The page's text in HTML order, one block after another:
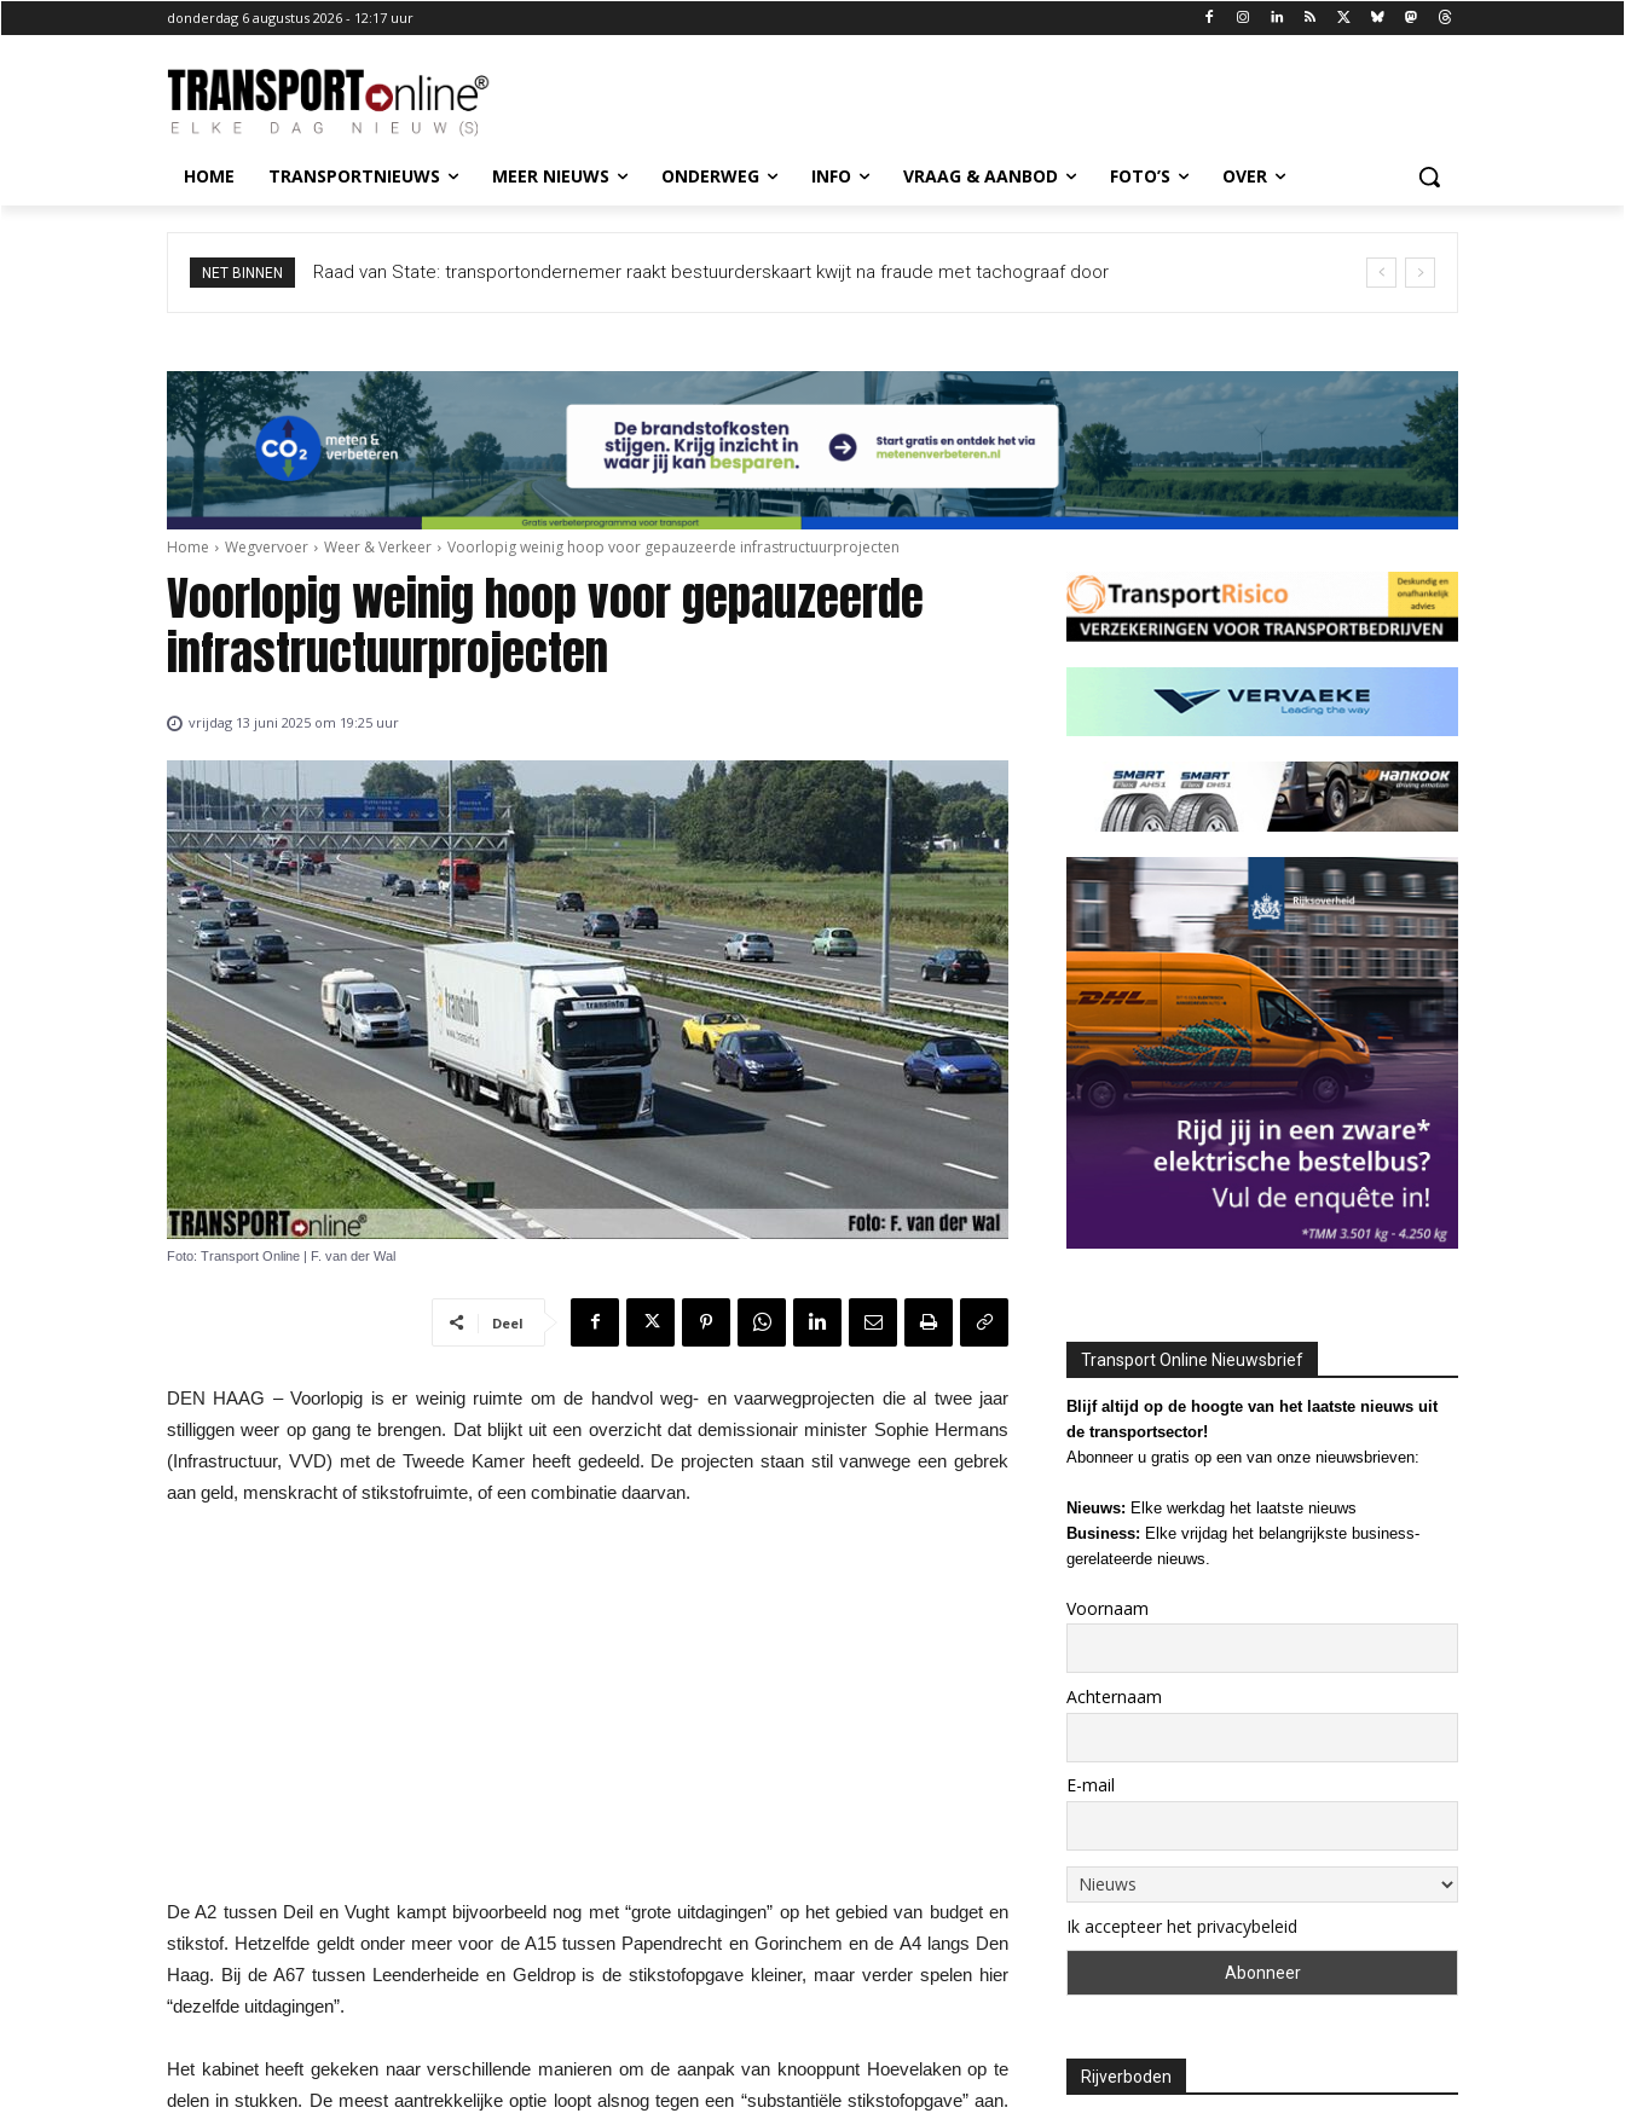
donderdag 6 augustus 2026 - 12:17 uur
HOME TRANSPORTNIEUWS MEER NIEUWS ONDERWEG INFO VRAAG & AANBOD FOTO’S OVER
NET BINNEN
Raad van State: transportondernemer raakt bestuurderskaart kwijt na fraude met tachograaf door
Home Wegvervoer Weer & Verkeer Voorlopig weinig hoop voor gepauzeerde infrastructuurprojecten
Voorlopig weinig hoop voor gepauzeerde
infrastructuurprojecten
vrijdag 13 juni 2025 om 19:25 uur
Foto: Transport Online | F. van der Wal
Deel
DEN HAAG – Voorlopig is er weinig ruimte om de handvol weg- en vaarwegprojecten die al twee jaar
stilliggen weer op gang te brengen. Dat blijkt uit een overzicht dat demissionair minister Sophie Hermans
(Infrastructuur, VVD) met de Tweede Kamer heeft gedeeld. De projecten staan stil vanwege een gebrek
aan geld, menskracht of stikstofruimte, of een combinatie daarvan.
De A2 tussen Deil en Vught kampt bijvoorbeeld nog met “grote uitdagingen” op het gebied van budget en
stikstof. Hetzelfde geldt onder meer voor de A15 tussen Papendrecht en Gorinchem en de A4 langs Den
Haag. Bij de A67 tussen Leenderheide en Geldrop is de stikstofopgave kleiner, maar verder spelen hier
“dezelfde uitdagingen”.
Het kabinet heeft gekeken naar verschillende manieren om de aanpak van knooppunt Hoevelaken op te
delen in stukken. De meest aantrekkelijke optie loopt alsnog tegen een “substantiële stikstofopgave” aan.
Transport Online Nieuwsbrief
Blijf altijd op de hoogte van het laatste nieuws uit
de transportsector!
Abonneer u gratis op een van onze nieuwsbrieven:
Nieuws: Elke werkdag het laatste nieuws
Business: Elke vrijdag het belangrijkste business-
gerelateerde nieuws.
Voornaam
Achternaam
E-mail
Ik accepteer het privacybeleid
Rijverboden